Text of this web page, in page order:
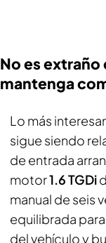
No es extraño
mantenga
Lo más
sigue siendo
de entrada
motor1.6 TGDi
manual de seis
equilibrada
del vehículo y